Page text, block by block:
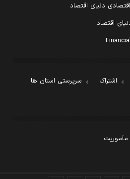
دنیای اقتصاد
اقتصاد
اشتراک
سرپرستی استان ها
مأموریت